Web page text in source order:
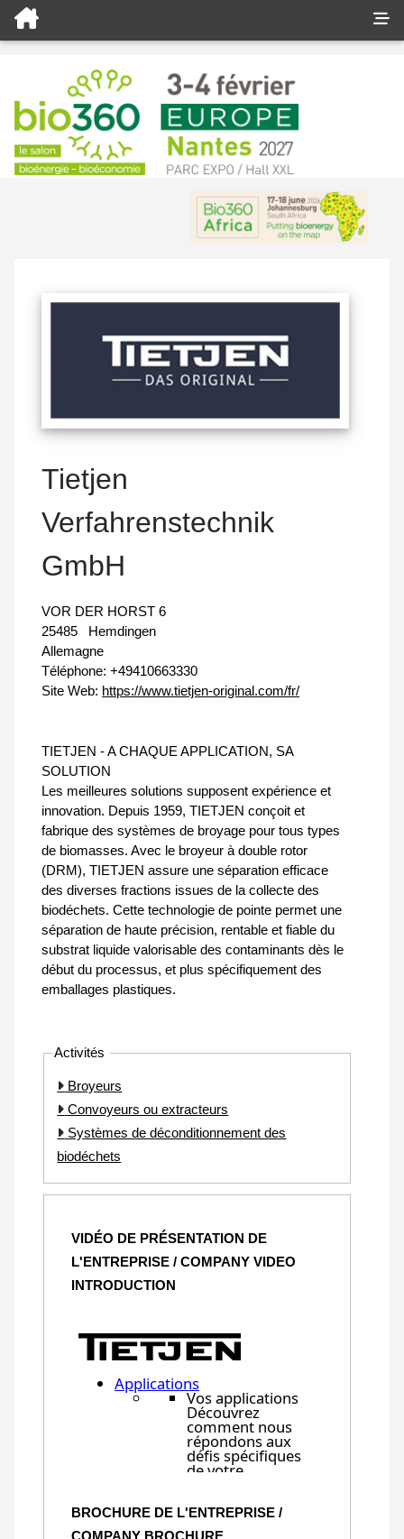
Tietjen
Verfahrenstechnik
GmbH
VOR DER HORST 6
25485
Hemdingen
Allemagne
Téléphone: +49410663330
Site Web: https://www.tietjen-original.com/fr/
TIETJEN - A CHAQUE APPLICATION, SA
SOLUTION
Les meilleures solutions supposent expérience et
innovation. Depuis 1959, TIETJEN conçoit et
fabrique des systèmes de broyage pour tous types
de biomasses. Avec le broyeur à double rotor
(DRM), TIETJEN assure une séparation efficace
des diverses fractions issues de la collecte des
biodéchets. Cette technologie de pointe permet une
séparation de haute précision, rentable et fiable du
substrat liquide valorisable des contaminants dès le
début du processus, et plus spécifiquement des
emballages plastiques.
Activités
Broyeurs
Convoyeurs ou extracteurs
Systèmes de déconditionnement des
biodéchets
VIDÉO DE PRÉSENTATION DE
L'ENTREPRISE / COMPANY VIDEO
INTRODUCTION
BROCHURE DE L'ENTREPRISE /